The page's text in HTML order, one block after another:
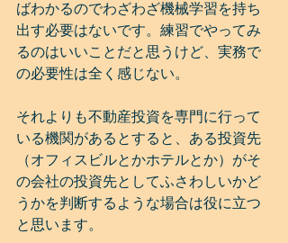
ばわかるのでわざわざ機械学習を持ち
出す必要はないです。練習でやってみ
るのはいいことだと思うけど、実務で
の必要性は全く感じない。
それよりも不動産投資を専門に行って
いる機関があるとすると、ある投資先
（オフィスビルとかホテルとか）がそ
の会社の投資先としてふさわしいかど
うかを判断するような場合は役に立つ
と思います。